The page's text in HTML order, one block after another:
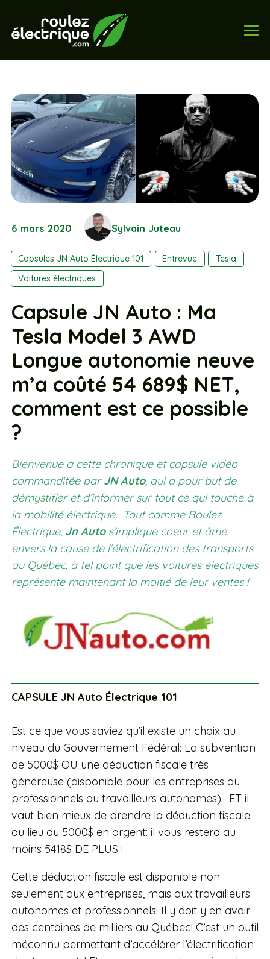
6 mars 2020 Sylvain Juteau
Capsules JN Auto Électrique 101 Entrevue
Tesla
Voitures électriques
Capsule JN Auto : Ma
Tesla Model 3 AWD
Longue autonomie neuve
m’a coûté 54 689$ NET,
comment est ce possible
?
Bienvenue à cette chronique et capsule vidéo
commanditée parJN Auto, qui a pour but de
démystifier et d’informer sur tout ce qui touche à
la mobilité électrique. Tout comme Roulez
Électrique, Jn Autos’implique coeur et âme
envers la cause de l’électrification des transports
au Québec, à tel point que les voitures électriques
représente maintenant la moitié de leur ventes !
CAPSULE JN Auto Électrique 101
Est ce que vous saviez qu’il existe un choix au
niveau du Gouvernement Fédéral: La subvention
de 5000$ OU une déduction fiscale très
généreuse (disponible pour les entreprises ou
professionnels ou travailleurs autonomes). ET il
vaut bien mieux de prendre la déduction fiscale
au lieu du 5000$ en argent: il vous restera au
moins 5418$ DE PLUS !
Cette déduction fiscale est disponible non
seulement aux entreprises, mais aux travailleurs
autonomes et professionnels! Il y doit y en avoir
des centaines de milliers au Québec! C’est un outil
méconnu permettant d’accélérer l’électrification